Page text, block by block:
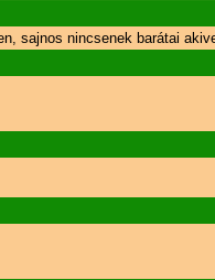
sajnos nincsenek barátai